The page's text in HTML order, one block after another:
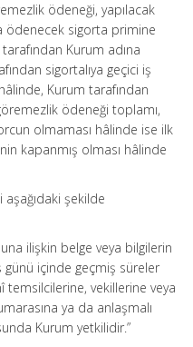
ödeneği, yapılacak
ödenecek sigorta primine
Kurum adına
sigortalıya geçici iş
Kurum tarafından
ödeneği toplamı,
olmaması hâlinde ise ilk
kapanmış olması hâlinde
aşağıdaki şekilde
ilişkin belge veya bilgilerin
içinde geçmiş süreler
temsilcilerine, vekillerine veya
ya da anlaşmalı
Kurum yetkilidir.”